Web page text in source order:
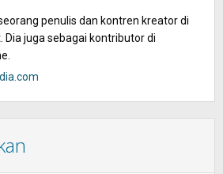
penulis dan kontren kreator di
Dia juga sebagai kontributor di